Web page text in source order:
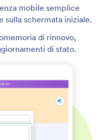
mobile semplice
sulla schermata iniziale.
di rinnovo,
di stato.